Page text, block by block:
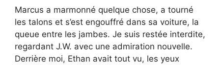
Marcus a marmonné quelque chose, a tourné
les talons et s’est engouffré dans sa voiture, la
queue entre les jambes. Je suis restée interdite,
regardant J.W. avec une admiration nouvelle.
Derrière moi, Ethan avait tout vu, les yeux